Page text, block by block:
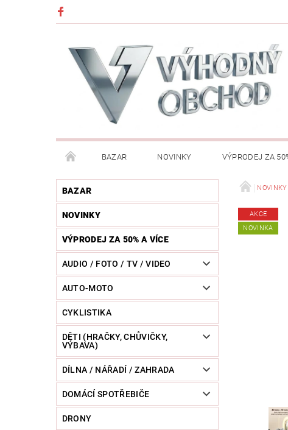
BAZAR NOVINKY VÝPRODEJ ZA
DĚTI (HRAČKY, CHŮVIČKY, VÝBAVA) DÍLNA /
HUDEBNÍ NÁSTROJE CHYTRÉ HODINKY / MOBILY
KOSMETIKA / ŠPERKY KOŽENÝ SVĚT (OPASKY,
POWERBANKY
ZVÍŘATA / CHOVATELSKÉ POTŘEBY RAZNICE
BAZAR
NOVINKY
VÝPRODEJ ZA 50% A VÍCE
AUDIO / FOTO / TV / VIDEO
AUTO-MOTO
CYKLISTIKA
DĚTI (HRAČKY, CHŮVIČKY,
VÝBAVA)
DÍLNA / NÁŘADÍ / ZAHRADA
DOMÁCÍ SPOTŘEBIČE
DRONY
NOVINKY
AKCE
NOVINKA